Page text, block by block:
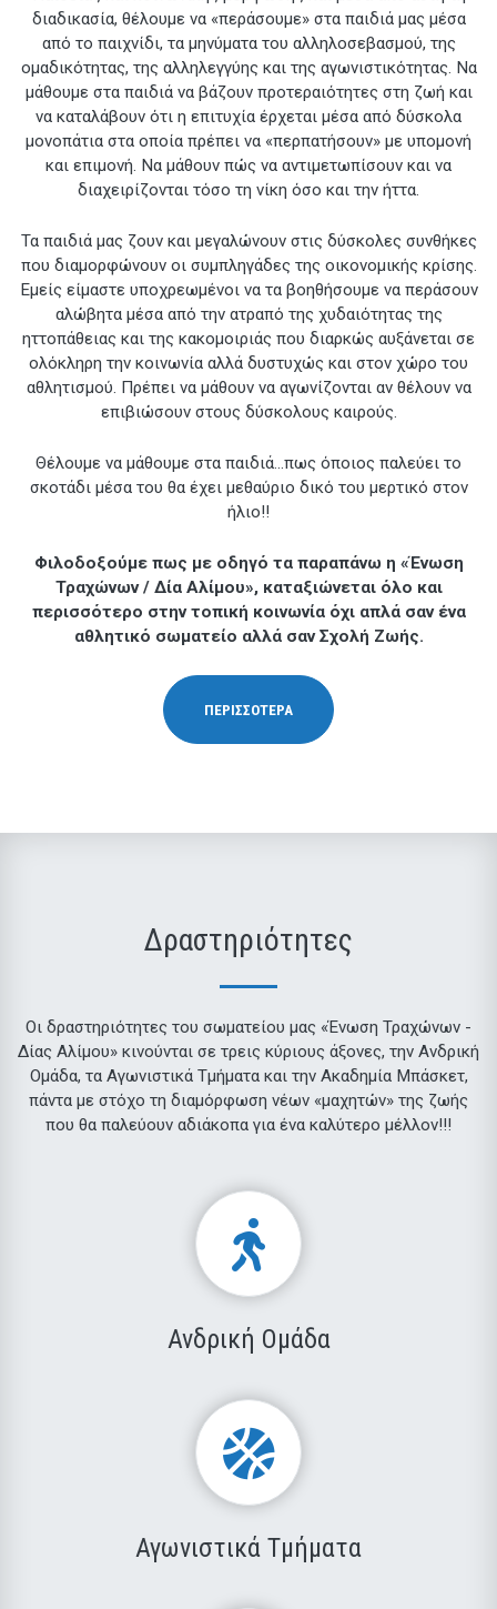
διαδικασία, θέλουμε να «περάσουμε» στα παιδιά μας μέσα
από το παιχνίδι, τα μηνύματα του αλληλοσεβασμού, της
ομαδικότητας, της αλληλεγγύης και της αγωνιστικότητας. Να
μάθουμε στα παιδιά να βάζουν προτεραιότητες στη ζωή και
να καταλάβουν ότι η επιτυχία έρχεται μέσα από δύσκολα
μονοπάτια στα οποία πρέπει να «περπατήσουν» με υπομονή
και επιμονή. Να μάθουν πώς να αντιμετωπίσουν και να
διαχειρίζονται τόσο τη νίκη όσο και την ήττα.
Τα παιδιά μας ζουν και μεγαλώνουν στις δύσκολες συνθήκες
που διαμορφώνουν οι συμπληγάδες της οικονομικής κρίσης.
Εμείς είμαστε υποχρεωμένοι να τα βοηθήσουμε να περάσουν
αλώβητα μέσα από την ατραπό της χυδαιότητας της
ηττοπάθειας και της κακομοιριάς που διαρκώς αυξάνεται σε
ολόκληρη την κοινωνία αλλά δυστυχώς και στον χώρο του
αθλητισμού. Πρέπει να μάθουν να αγωνίζονται αν θέλουν να
επιβιώσουν στους δύσκολους καιρούς.
Θέλουμε να μάθουμε στα παιδιά…πως όποιος παλεύει το
σκοτάδι μέσα του θα έχει μεθαύριο δικό του μερτικό στον
ήλιο!!
Φιλοδοξούμε πως με οδηγό τα παραπάνω η «Ένωση
Τραχώνων / Δία Αλίμου», καταξιώνεται όλο και
περισσότερο στην τοπική κοινωνία όχι απλά σαν ένα
αθλητικό σωματείο αλλά σαν Σχολή Ζωής.
ΠΕΡΙΣΣΟΤΕΡΑ
Δραστηριότητες
Οι δραστηριότητες του σωματείου μας «Ένωση Τραχώνων -
Δίας Αλίμου» κινούνται σε τρεις κύριους άξονες, την Ανδρική
Ομάδα, τα Αγωνιστικά Τμήματα και την Ακαδημία Μπάσκετ,
πάντα με στόχο τη διαμόρφωση νέων «μαχητών» της ζωής
που θα παλεύουν αδιάκοπα για ένα καλύτερο μέλλον!!!
Ανδρική Ομάδα
Αγωνιστικά Τμήματα